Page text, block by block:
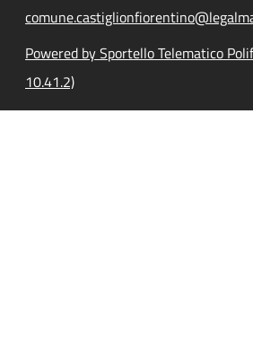
Powered by Sportello Telematico
10.41.2)